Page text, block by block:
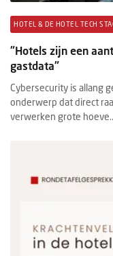
HOTEL & DE HOTEL TECH
"Hotels zijn een
gastdata"
Cybersecurity is allang
onderwerp dat direct
verwerken grote